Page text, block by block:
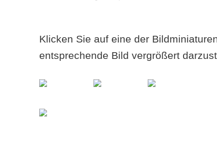
Klicken Sie auf eine der
entsprechende Bild vergrößert